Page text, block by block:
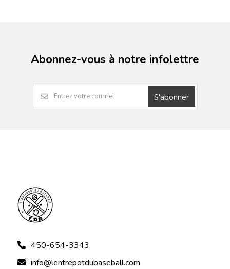
Abonnez-vous à notre infolettre
S'abonner
450-654-3343
info@lentrepotdubaseball.com